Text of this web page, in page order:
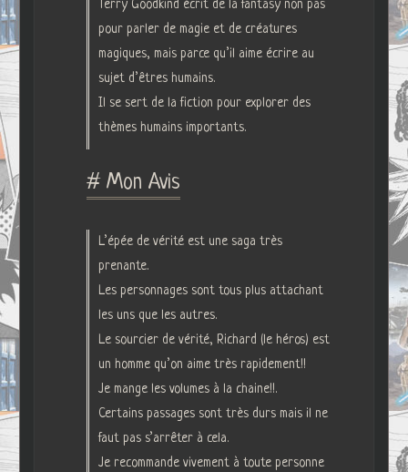
Terry Goodkind écrit de la fantasy non pas
pour parler de magie et de créatures
magiques, mais parce qu’il aime écrire au
sujet d’êtres humains.
Il se sert de la fiction pour explorer des
thèmes humains importants.
# Mon Avis
L’épée de vérité est une saga très
prenante.
Les personnages sont tous plus attachant
les uns que les autres.
Le sourcier de vérité, Richard (le héros) est
un homme qu’on aime très rapidement!!
Je mange les volumes à la chaine!!.
Certains passages sont très durs mais il ne
faut pas s’arrêter à cela.
Je recommande vivement à toute personne